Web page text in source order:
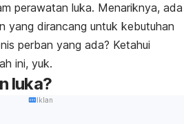
perawatan luka. Menariknya, ada
yang dirancang untuk kebutuhan
perban yang ada? Ketahui
ini, yuk.
luka?
Iklan